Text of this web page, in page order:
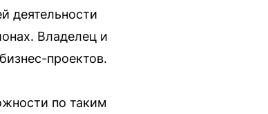
деятельности
Владелец и
проектов.
по таким